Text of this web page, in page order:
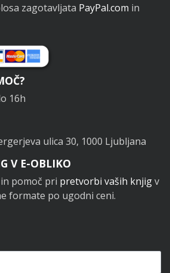
zagotavljata PayPal.com in
16h
ulica 30, 1000 Ljubljana
V E-OBLIKO
pomoč pri pretvorbi vaših knjigv
formate po ugodni ceni.